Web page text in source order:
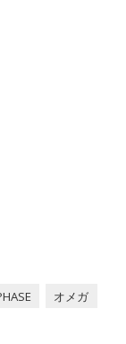
オメガ